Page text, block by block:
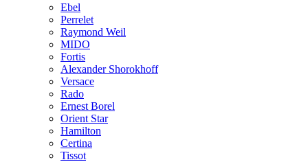
Ebel
Perrelet
Raymond Weil
MIDO
Fortis
Alexander Shorokhoff
Versace
Rado
Ernest Borel
Orient Star
Hamilton
Certina
Tissot